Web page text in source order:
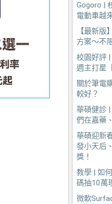
Gogoro |
電動車越
【最新版
方案～不
校園好評
週主打星
關於筆電
較好？
華碩健診
們在嘉藥
華碩迎新
發小天后
獎！
教學 | 如
碼抽10萬
微軟